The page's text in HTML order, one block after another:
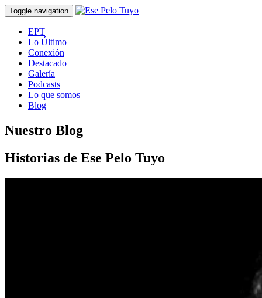
Toggle navigation
EPT
Lo Último
Conexión
Destacado
Galería
Podcasts
Lo que somos
Blog
Nuestro Blog
Historias de Ese Pelo Tuyo